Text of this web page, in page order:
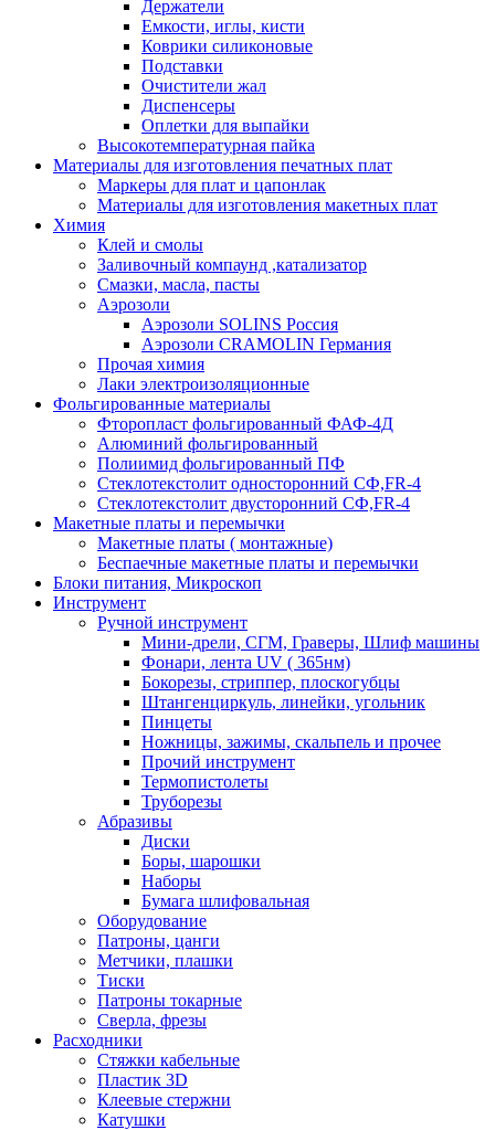
Держатели
Емкости, иглы, кисти
Коврики силиконовые
Подставки
Очистители жал
Диспенсеры
Оплетки для выпайки
Высокотемпературная пайка
Материалы для изготовления печатных плат
Маркеры для плат и цапонлак
Материалы для изготовления макетных плат
Химия
Клей и смолы
Заливочный компаунд ,катализатор
Смазки, масла, пасты
Аэрозоли
Аэрозоли SOLINS Россия
Аэрозоли CRAMOLIN Германия
Прочая химия
Лаки электроизоляционные
Фольгированные материалы
Фторопласт фольгированный ФАФ-4Д
Алюминий фольгированный
Полиимид фольгированный ПФ
Стеклотекстолит односторонний CФ,FR-4
Стеклотекстолит двусторонний СФ,FR-4
Макетные платы и перемычки
Макетные платы ( монтажные)
Беспаечные макетные платы и перемычки
Блоки питания, Микроскоп
Инструмент
Ручной инструмент
Мини-дрели, СГМ, Граверы, Шлиф машины
Фонари, лента UV ( 365нм)
Бокорезы, cтриппер, плоскогубцы
Штангенциркуль, линейки, угольник
Пинцеты
Ножницы, зажимы, скальпель и прочее
Прочий инструмент
Термопистолеты
Труборезы
Абразивы
Диски
Боры, шарошки
Наборы
Бумага шлифовальная
Оборудование
Патроны, цанги
Метчики, плашки
Тиски
Патроны токарные
Сверла, фрезы
Расходники
Стяжки кабельные
Пластик 3D
Клеевые стержни
Катушки